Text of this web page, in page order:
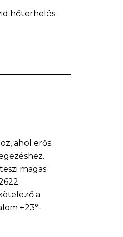
hőterhelés
ahol erős
magas
a
+23°-